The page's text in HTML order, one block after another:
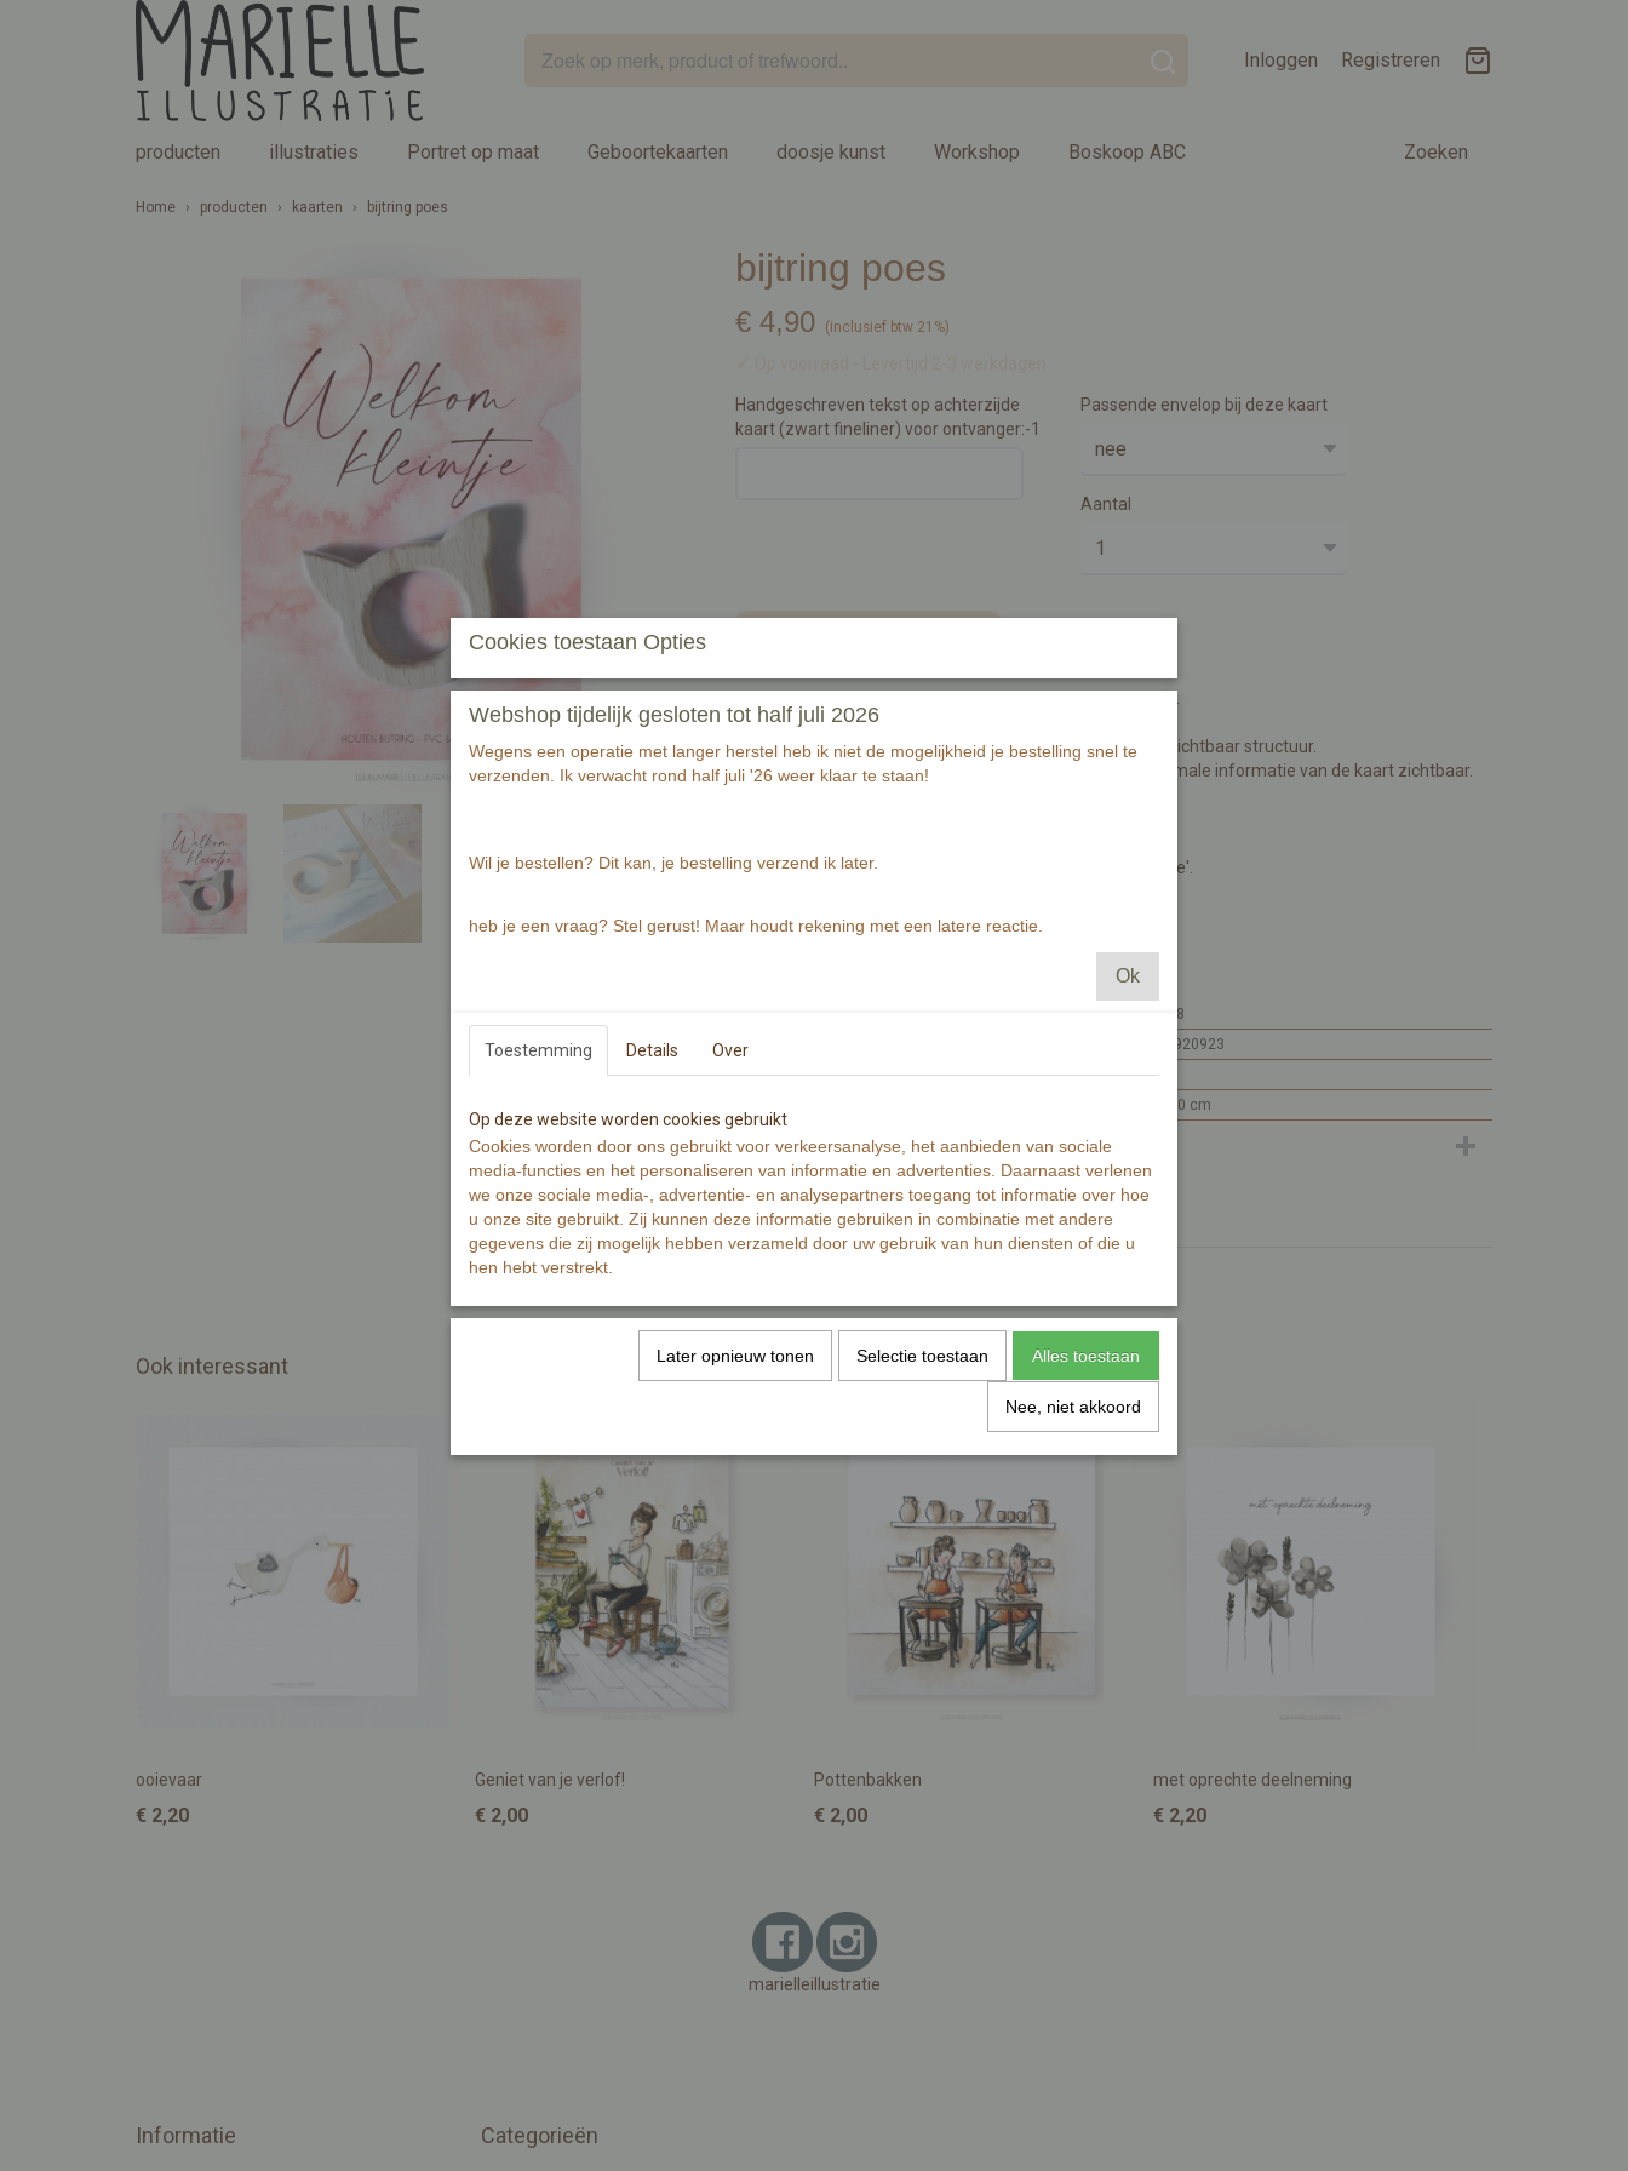
Inloggen Registreren
Zoeken
producten illustraties Portret op maat Geboortekaarten doosje kunst Workshop Boskoop ABC
Home › producten › kaarten › bijtring poes
bijtring poes
€ 4,90 (inclusief btw 21%)
Handgeschreven tekst op achterzijde
kaart (zwart fineliner) voor ontvanger:-1
Passende envelop bij deze kaart
Aantal
Bijtring heeft een maat van hxbxd 50x63x10mm.
Wenskaart is gedrukt op 300 grams warmwit papier met zichtbaar structuur.
Wenskaart bevat rechte hoeken. Op de achterzijde is minimale informatie van de kaart zichtbaar.
Wenskaart bevat aan de voorzijde de tekst 'welkom kleintje'.
Een ideaal kado om per post te zenden.
MI193-468
EAN code
7448136920923
Productcode leverancier
MI193
15 x 10 x 0 cm
Reacties
Ook interessant
ooievaar
€ 2,20
Geniet van je verlof!
€ 2,00
Pottenbakken
€ 2,00
met oprechte deelneming
€ 2,20
marielleillustratie
Informatie Categorieën
Cookies toestaan Opties
Webshop tijdelijk gesloten tot half juli 2026
Wegens een operatie met langer herstel heb ik niet de mogelijkheid je bestelling snel te
verzenden. Ik verwacht rond half juli '26 weer klaar te staan!
Wil je bestellen? Dit kan, je bestelling verzend ik later.
heb je een vraag? Stel gerust! Maar houdt rekening met een latere reactie.
Ok
Toestemming Details Over
Op deze website worden cookies gebruikt
Cookies worden door ons gebruikt voor verkeersanalyse, het aanbieden van sociale
media-functies en het personaliseren van informatie en advertenties. Daarnaast verlenen
we onze sociale media-, advertentie- en analysepartners toegang tot informatie over hoe
u onze site gebruikt. Zij kunnen deze informatie gebruiken in combinatie met andere
gegevens die zij mogelijk hebben verzameld door uw gebruik van hun diensten of die u
hen hebt verstrekt.
Later opnieuw tonen Selectie toestaan Alles toestaan
Nee, niet akkoord